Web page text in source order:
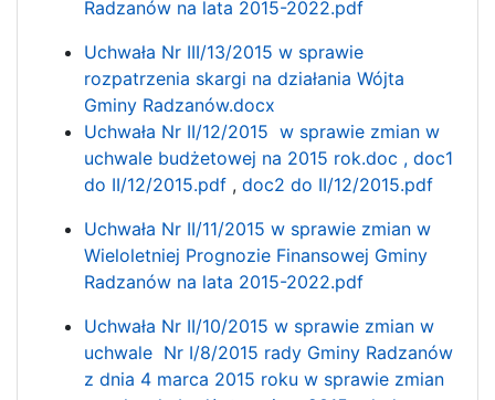
Radzanów na lata 2015-2022.pdf
Uchwała Nr III/13/2015 w sprawie
rozpatrzenia skargi na działania Wójta
Gminy Radzanów.docx
Uchwała Nr II/12/2015 w sprawie zmian w
uchwale budżetowej na 2015 rok.doc , doc1
do II/12/2015.pdf , doc2 do II/12/2015.pdf
Uchwała Nr II/11/2015 w sprawie zmian w
Wieloletniej Prognozie Finansowej Gminy
Radzanów na lata 2015-2022.pdf
Uchwała Nr II/10/2015 w sprawie zmian w
uchwale Nr I/8/2015 rady Gminy Radzanów
z dnia 4 marca 2015 roku w sprawie zmian